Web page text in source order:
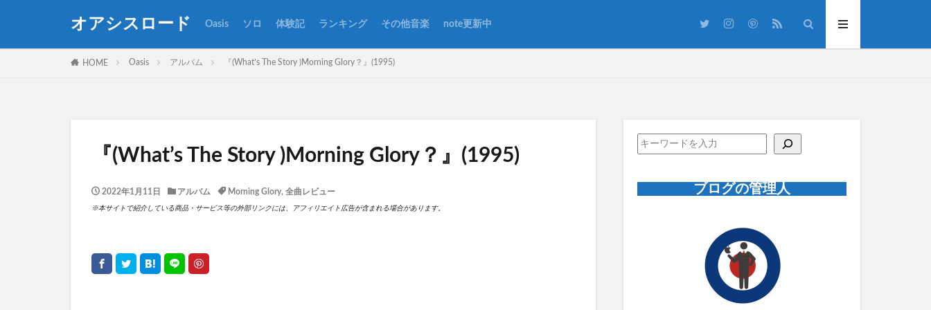
オアシスロード Oasis ソロ 体験記 ランキング その他音楽 note更新中
HOME Oasis アルバム 『(What’s The Story )Morning Glory？』(1995)
『(What’s The Story )Morning Glory？』(1995)
2022年1月11日 アルバム Morning Glory, 全曲レビュー
※本サイトで紹介している商品・サービス等の外部リンクには、アフィリエイト広告が含まれる場合があります。
ブログの管理人
カテゴリー
Cmon You Know
Council Skies Dig Out Your Soul Don't Believe The Truth Don't Look Back In Anger
She's Electric some might say アラン・ホワイト